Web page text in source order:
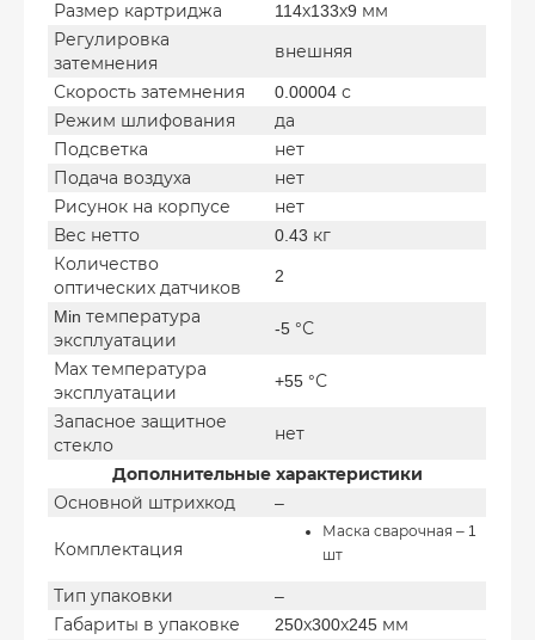
Размер картриджа
114х133х9 мм
Регулировка
затемнения
внешняя
Скорость затемнения
0.00004 с
Режим шлифования
да
Подсветка
нет
Подача воздуха
нет
Рисунок на корпусе
нет
Вес нетто
0.43 кг
Количество
оптических датчиков
2
Min температура
эксплуатации
-5 °С
Мах температура
эксплуатации
+55 °С
Запасное защитное
стекло
нет
Дополнительные характеристики
Основной штрихкод
–
Комплектация
Маска сварочная – 1
шт
Тип упаковки
–
Габариты в упаковке
250х300х245 мм